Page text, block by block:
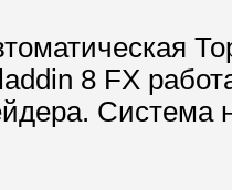
8 FX
Система